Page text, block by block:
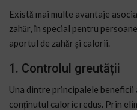
Există mai multe avantaje
zahăr, în special pentru
aportul de zahăr și calorii.
1. Controlul greutății
Una dintre principalele
conținutul caloric redus. Prin